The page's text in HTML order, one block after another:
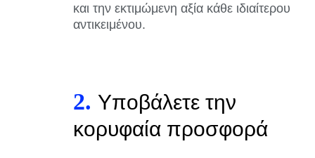
και την εκτιμώμενη αξία κάθε ιδιαίτερου
αντικειμένου.
2. Υποβάλετε την
κορυφαία προσφορά